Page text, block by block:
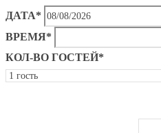
ДАТА*
ВРЕМЯ*
КОЛ-ВО ГОСТЕЙ*